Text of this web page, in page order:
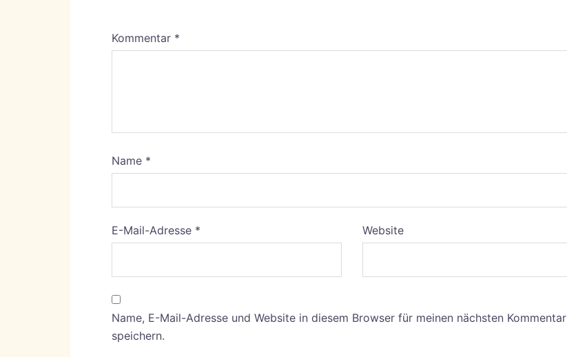
Kommentar *
Name *
E-Mail-Adresse * Website
Name, E-Mail-Adresse und Website in diesem Browser für meinen nächsten Kommentar
speichern.